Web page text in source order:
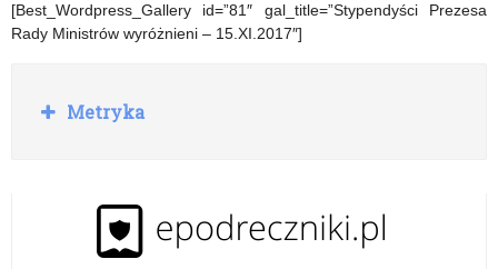
[Best_Wordpress_Gallery id=”81″ gal_title=”Stypendyści Prezesa
Rady Ministrów wyróżnieni – 15.XI.2017″]
R
o
Metryka